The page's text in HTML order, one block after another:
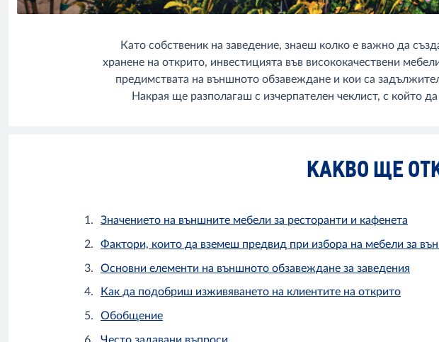
Като собственик на заведение, знаеш колко е важно да
хранене на открито, инвестицията във висококачествени
предимствата на външното обзавеждане и кои са
Накрая ще разполагаш с изчерпателен чеклист, с който
КАКВО ЩЕ
Значението на външните мебели за ресторанти и кафенета
Фактори, които да вземеш предвид при избора на мебели за
Основни елементи на външното обзавеждане за заведения
Как да подобриш изживяването на клиентите на открито
Обобщение